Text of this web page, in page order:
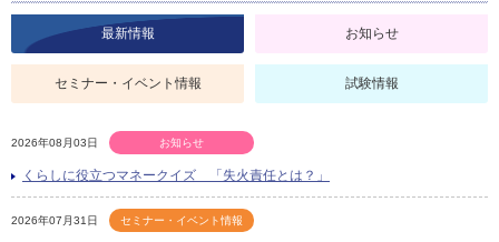
最新情報 お知らせ
セミナー・イベント情報 試験情報
2026年08月03日 お知らせ
くらしに役立つマネークイズ 「失火責任とは？」
2026年07月31日 セミナー・イベント情報